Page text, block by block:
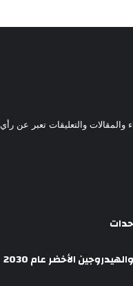
والتعليقات تعبر عن رأي
الأخضر عام 2030